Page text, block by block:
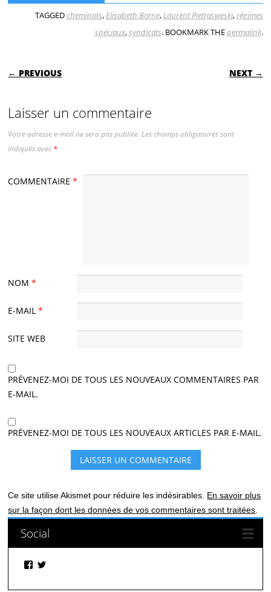
TAGGEDcheminots,Elisabeth Borne,Laurent Pietrasweski,régimes
spéciaux,syndicats. BOOKMARK THEpermalink.
POST NAVIGATION
← PREVIOUS NEXT →
Laisser un commentaire
Votre adresse e-mail ne sera pas publiée. Les champs obligatoires sont
indiqués avec*
COMMENTAIRE*
NOM*
E-MAIL*
SITE WEB
PRÉVENEZ-MOI DE TOUS LES NOUVEAUX COMMENTAIRES PAR
E-MAIL.
PRÉVENEZ-MOI DE TOUS LES NOUVEAUX ARTICLES PAR E-MAIL.
Ce site utilise Akismet pour réduire les indésirables. En savoir plus
sur la façon dont les données de vos commentaires sont traitées.
Social
Facebook